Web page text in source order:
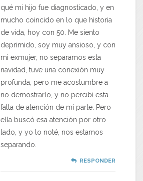
qué mi hijo fue diagnosticado, y en
mucho coincido en lo que historia
de vida, hoy con 50. Me siento
deprimido, soy muy ansioso, y con
mi exmujer, no separamos esta
navidad, tuve una conexión muy
profunda, pero me acostumbre a
no demostrarlo, y no percibí esta
falta de atención de mi parte. Pero
ella buscó esa atención por otro
lado, y yo lo noté, nos estamos
separando.
RESPONDER